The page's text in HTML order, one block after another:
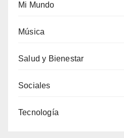
Mi Mundo
Música
Salud y Bienestar
Sociales
Tecnología